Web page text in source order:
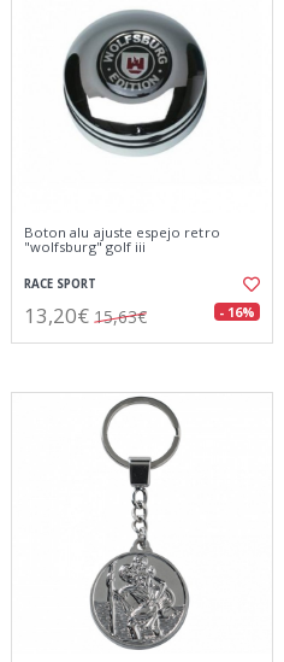
Boton alu ajuste espejo retro
"wolfsburg" golf iii
RACE SPORT
13,20€ 15,63€ - 16%